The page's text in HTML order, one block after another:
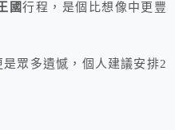
國行程，是個比想像中更豐
眾多遺憾，個人建議安排2